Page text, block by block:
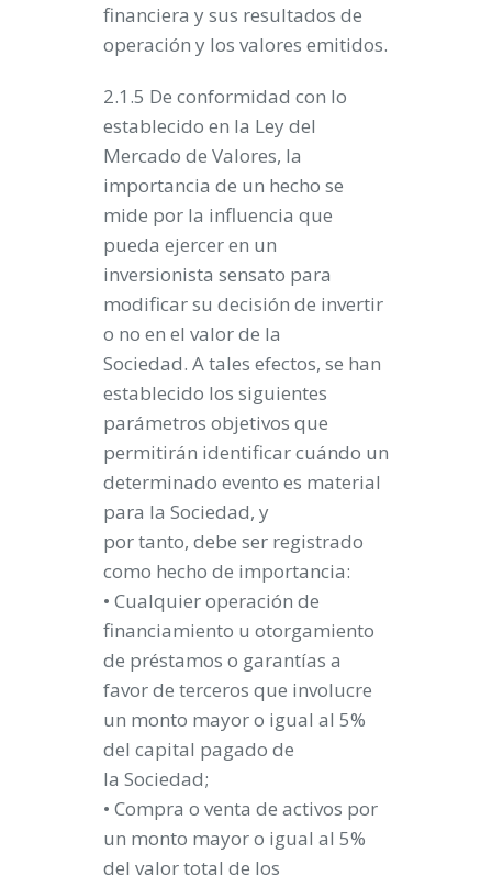
financiera y sus resultados de
operación y los valores emitidos.
2.1.5 De conformidad con lo
establecido en la Ley del
Mercado de Valores, la
importancia de un hecho se
mide por la influencia que
pueda ejercer en un
inversionista sensato para
modificar su decisión de invertir
o no en el valor de la
Sociedad. A tales efectos, se han
establecido los siguientes
parámetros objetivos que
permitirán identificar cuándo un
determinado evento es material
para la Sociedad, y
por tanto, debe ser registrado
como hecho de importancia:
• Cualquier operación de
financiamiento u otorgamiento
de préstamos o garantías a
favor de terceros que involucre
un monto mayor o igual al 5%
del capital pagado de
la Sociedad;
• Compra o venta de activos por
un monto mayor o igual al 5%
del valor total de los